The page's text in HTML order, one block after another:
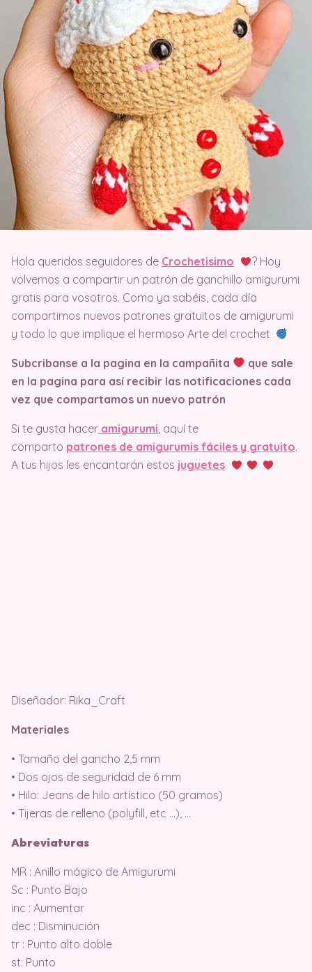
Hola queridos seguidores de Crochetisimo
? Hoy
volvemos a compartir un patrón de ganchillo amigurumi
gratis para vosotros. Como ya sabéis, cada día
compartimos nuevos patrones gratuitos de amigurumi
y todo lo que implique el hermoso Arte del crochet
Subcribanse a la pagina en la campañita
que sale
en la pagina para así recibir las notificaciones cada
vez que compartamos un nuevo patrón
Si te gusta hacer amigurumi , aquí te
comparto patrones de amigurumis fáciles y gratuito.
A tus hijos les encantarán estos juguetes
Diseñador: Rika_Craft
Materiales
• Tamaño del gancho 2,5 mm
• Dos ojos de seguridad de 6 mm
• Hilo: Jeans de hilo artístico (50 gramos)
• Tijeras de relleno (polyfill, etc …), …
Abreviaturas
MR : Anillo mágico de Amigurumi
Sc : Punto Bajo
inc : Aumentar
dec : Disminución
tr : Punto alto doble
st: Punto